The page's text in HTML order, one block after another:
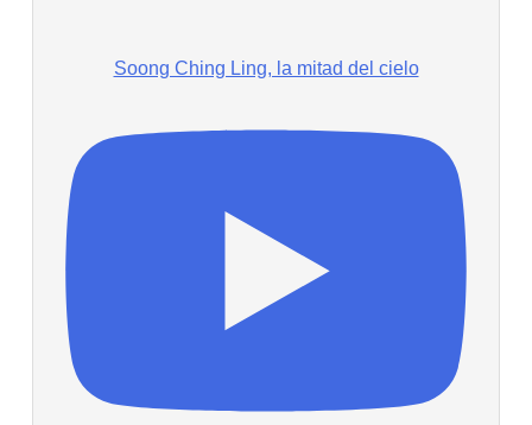
Soong Ching Ling, la mitad del cielo